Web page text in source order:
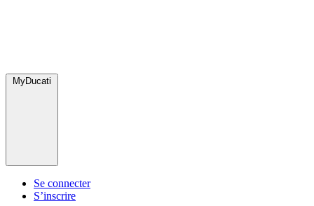
MyDucati
Se connecter
S’inscrire